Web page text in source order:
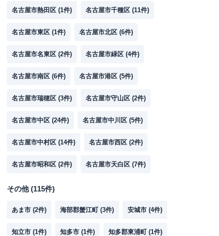
名古屋市熱田区 (1件) 名古屋市千種区 (11件)
名古屋市東区 (1件) 名古屋市北区 (6件)
名古屋市名東区 (2件) 名古屋市緑区 (4件)
名古屋市南区 (6件) 名古屋市港区 (5件)
名古屋市瑞穂区 (3件) 名古屋市守山区 (2件)
名古屋市中区 (24件) 名古屋市中川区 (5件)
名古屋市中村区 (14件) 名古屋市西区 (2件)
名古屋市昭和区 (2件) 名古屋市天白区 (7件)
その他(115件)
あま市 (2件) 海部郡蟹江町 (3件) 安城市 (4件)
知立市 (1件) 知多市 (1件) 知多郡東浦町 (1件)